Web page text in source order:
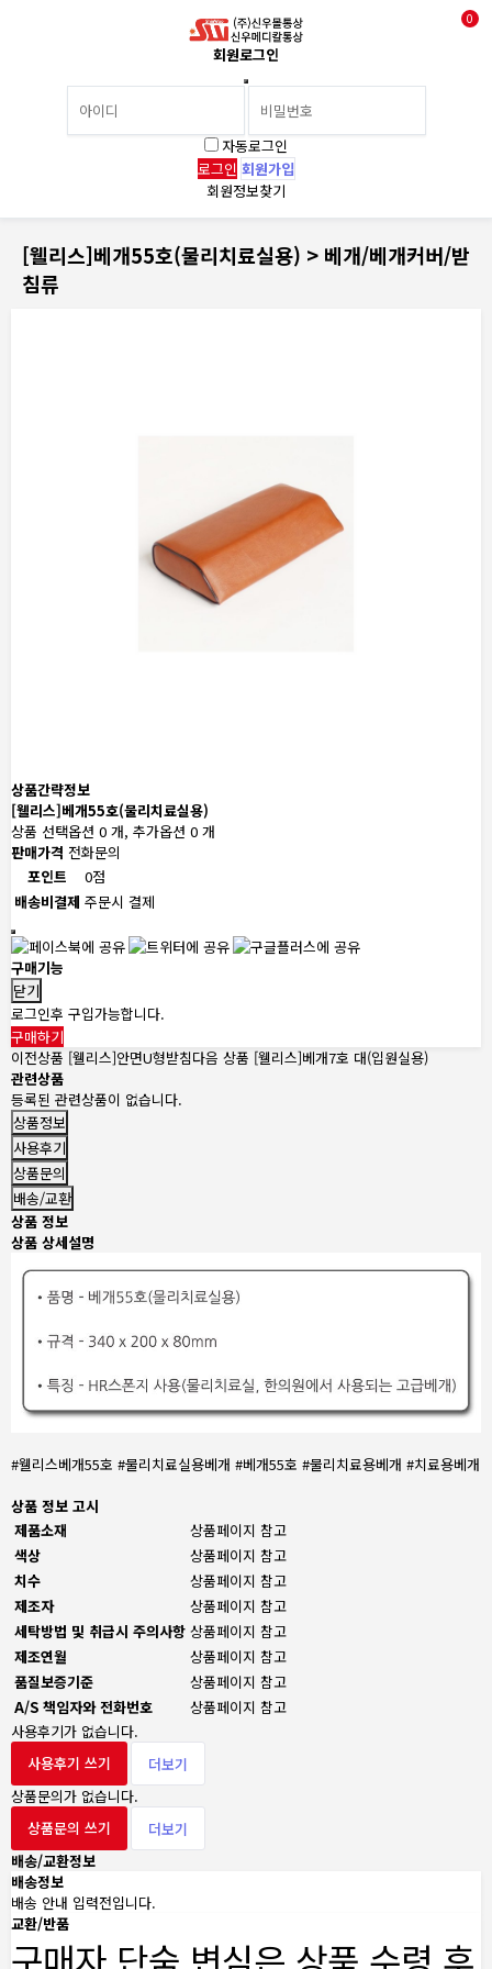
0
회원로그인
자동로그인
회원가입
회원정보찾기
[웰리스]베개55호(물리치료실용) > 베개/베개커버/받
침류
상품간략정보
[웰리스]베개55호(물리치료실용)
상품 선택옵션 0 개, 추가옵션 0 개
판매가격 전화문의
포인트
0점
배송비결제 주문시 결제
구매기능
닫기
로그인후 구입가능합니다.
구매하기
이전상품 [웰리스]안면U형받침다음 상품 [웰리스]베개7호 대(입원실용)
관련상품
등록된 관련상품이 없습니다.
상품정보
사용후기
상품문의
배송/교환
상품 정보
상품 상세설명
#웰리스베개55호 #물리치료실용베개 #베개55호 #물리치료용베개 #치료용베개
상품 정보 고시
제품소재
상품페이지 참고
색상
상품페이지 참고
치수
상품페이지 참고
제조자
상품페이지 참고
세탁방법 및 취급시 주의사항 상품페이지 참고
제조연월
상품페이지 참고
품질보증기준
상품페이지 참고
A/S 책임자와 전화번호
상품페이지 참고
사용후기가 없습니다.
사용후기 쓰기
더보기
상품문의가 없습니다.
상품문의 쓰기
더보기
배송/교환정보
배송정보
배송 안내 입력전입니다.
교환/반품
구매자 단숨 변심은 상품 수령 후